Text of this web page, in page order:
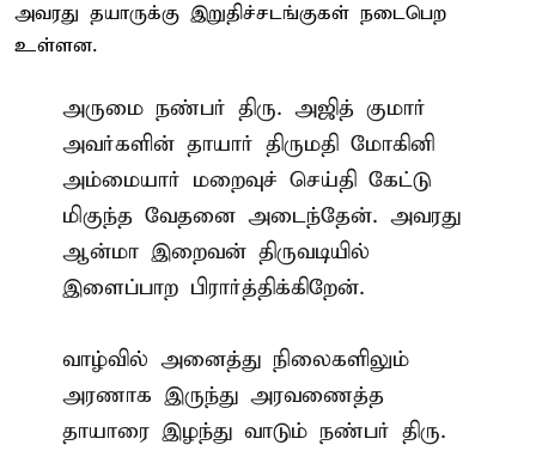
அவரது தயாருக்கு இறுதிச்சடங்குகள் நடைபெற
உள்ளன.
அருமை நண்பர் திரு. அஜித் குமார்
அவர்களின் தாயார் திருமதி மோகினி
அம்மையார் மறைவுச் செய்தி கேட்டு
மிகுந்த வேதனை அடைந்தேன். அவரது
ஆன்மா இறைவன் திருவடியில்
இளைப்பாற பிரார்த்திக்கிறேன்.
வாழ்வில் அனைத்து நிலைகளிலும்
அரணாக இருந்து அரவணைத்த
தாயாரை இழந்து வாடும் நண்பர் திரு.